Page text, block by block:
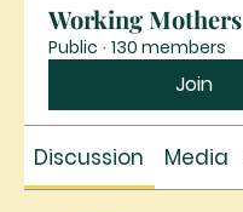
Working Mothers
Public · 130 members
Join
Discussion Media